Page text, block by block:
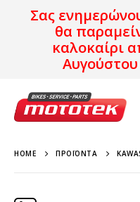
Σας
θα
καλοκαίρι
HOME ΠΡΟΪΌΝΤΑ